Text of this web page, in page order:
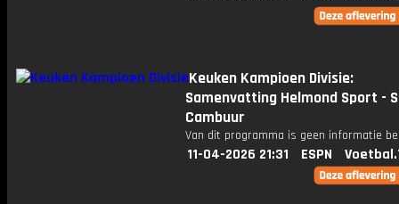
Keuken Kampioen Divisie:
Samenvatting Helmond Sport -
Cambuur
Van dit programma is geen informatie
11-04-2026 21:31 ESPN